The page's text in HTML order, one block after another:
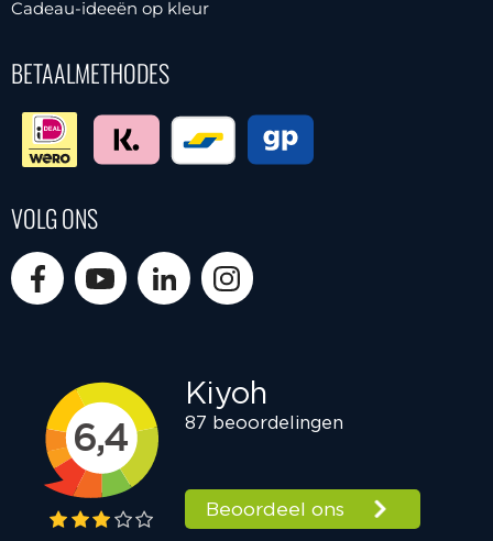
Cadeau-ideeën op kleur
BETAALMETHODES
VOLG ONS